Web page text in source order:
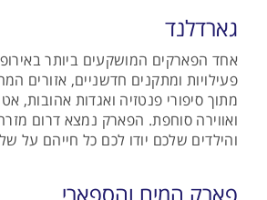
גארדלנד
אחד הפארקים המושקעים ביותר
פעילויות ומתקנים חדשניים, אזורים
מתוך סיפורי פנטזיה ואגדות אהובות,
ואווירה סוחפת. הפארק נמצא דרום
והילדים שלכם יודו לכם כל חייהם